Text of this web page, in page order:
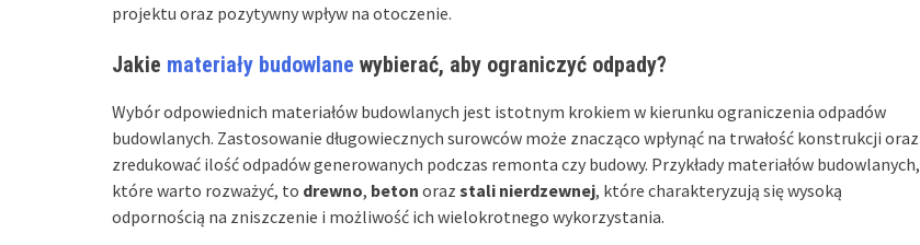
projektu oraz pozytywny wpływ na otoczenie.
Jakie materiały budowlane wybierać, aby ograniczyć odpady?
Wybór odpowiednich materiałów budowlanych jest istotnym krokiem w kierunku ograniczenia odpadów
budowlanych. Zastosowanie długowiecznych surowców może znacząco wpłynąć na trwałość konstrukcji oraz
zredukować ilość odpadów generowanych podczas remonta czy budowy. Przykłady materiałów budowlanych,
które warto rozważyć, to drewno, beton oraz stali nierdzewnej, które charakteryzują się wysoką
odpornością na zniszczenie i możliwość ich wielokrotnego wykorzystania.